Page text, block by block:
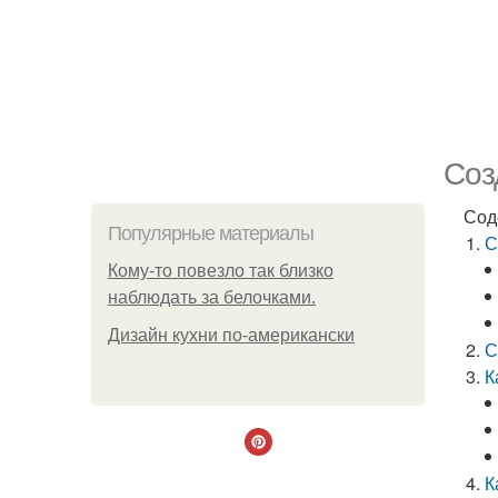
Популярные материалы
Кому-то повезло так близко
наблюдать за белочками.
Дизайн кухни по-американски